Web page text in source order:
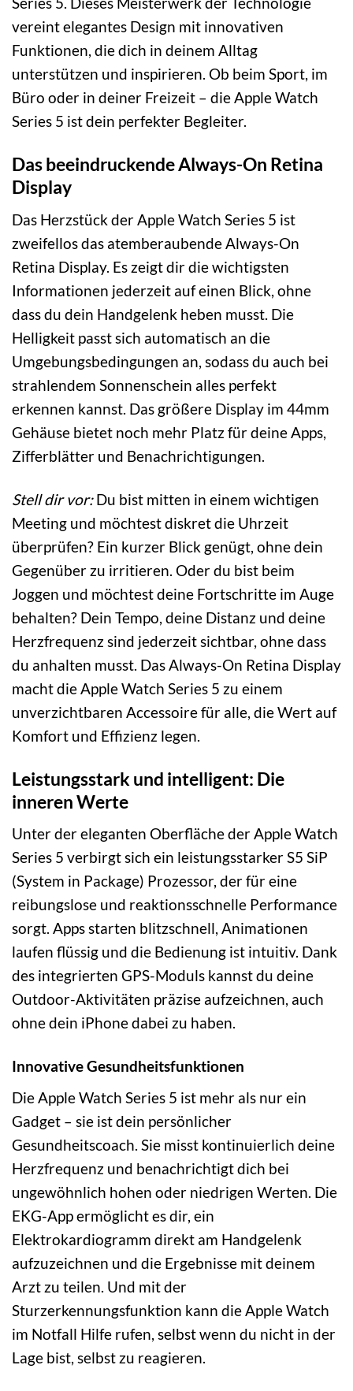
vereint elegantes Design mit innovativen
Funktionen, die dich in deinem Alltag
unterstützen und inspirieren. Ob beim Sport, im
Büro oder in deiner Freizeit – die Apple Watch
Series 5 ist dein perfekter Begleiter.
Das beeindruckende Always-On Retina
Display
Das Herzstück der Apple Watch Series 5 ist
zweifellos das atemberaubende Always-On
Retina Display. Es zeigt dir die wichtigsten
Informationen jederzeit auf einen Blick, ohne
dass du dein Handgelenk heben musst. Die
Helligkeit passt sich automatisch an die
Umgebungsbedingungen an, sodass du auch bei
strahlendem Sonnenschein alles perfekt
erkennen kannst. Das größere Display im 44mm
Gehäuse bietet noch mehr Platz für deine Apps,
Zifferblätter und Benachrichtigungen.
Stell dir vor:Du bist mitten in einem wichtigen
Meeting und möchtest diskret die Uhrzeit
überprüfen? Ein kurzer Blick genügt, ohne dein
Gegenüber zu irritieren. Oder du bist beim
Joggen und möchtest deine Fortschritte im Auge
behalten? Dein Tempo, deine Distanz und deine
Herzfrequenz sind jederzeit sichtbar, ohne dass
du anhalten musst. Das Always-On Retina Display
macht die Apple Watch Series 5 zu einem
unverzichtbaren Accessoire für alle, die Wert auf
Komfort und Effizienz legen.
Leistungsstark und intelligent: Die
inneren Werte
Unter der eleganten Oberfläche der Apple Watch
Series 5 verbirgt sich ein leistungsstarker S5 SiP
(System in Package) Prozessor, der für eine
reibungslose und reaktionsschnelle Performance
sorgt. Apps starten blitzschnell, Animationen
laufen flüssig und die Bedienung ist intuitiv. Dank
des integrierten GPS-Moduls kannst du deine
Outdoor-Aktivitäten präzise aufzeichnen, auch
ohne dein iPhone dabei zu haben.
Innovative Gesundheitsfunktionen
Die Apple Watch Series 5 ist mehr als nur ein
Gadget – sie ist dein persönlicher
Gesundheitscoach. Sie misst kontinuierlich deine
Herzfrequenz und benachrichtigt dich bei
ungewöhnlich hohen oder niedrigen Werten. Die
EKG-App ermöglicht es dir, ein
Elektrokardiogramm direkt am Handgelenk
aufzuzeichnen und die Ergebnisse mit deinem
Arzt zu teilen. Und mit der
Sturzerkennungsfunktion kann die Apple Watch
im Notfall Hilfe rufen, selbst wenn du nicht in der
Lage bist, selbst zu reagieren.